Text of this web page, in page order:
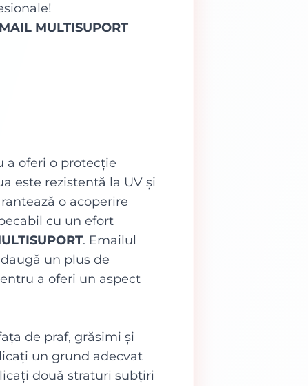
MULTISUPORT
a oferi o protecție
este rezistentă la UV și
o acoperire
cu un efort
. Emailul
un plus de
a oferi un aspect
de praf, grăsimi și
un grund adecvat
două straturi subțiri